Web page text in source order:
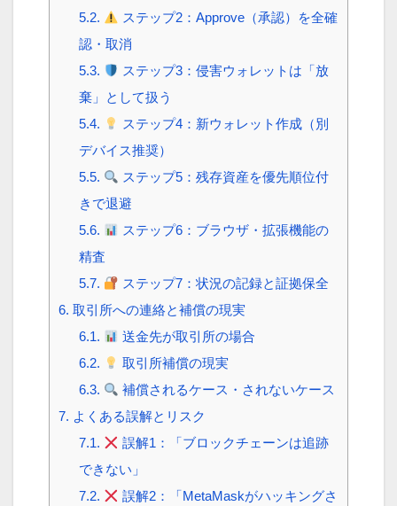
5.2.
ステップ2：Approve（承認）を全確
認・取消
5.3.
ステップ3：侵害ウォレットは「放
棄」として扱う
5.4.
ステップ4：新ウォレット作成（別
デバイス推奨）
5.5.
ステップ5：残存資産を優先順位付
きで退避
5.6.
ステップ6：ブラウザ・拡張機能の
精査
5.7.
ステップ7：状況の記録と証拠保全
6. 取引所への連絡と補償の現実
6.1.
送金先が取引所の場合
6.2.
取引所補償の現実
6.3.
補償されるケース・されないケース
7. よくある誤解とリスク
7.1.
誤解1：「ブロックチェーンは追跡
できない」
7.2.
誤解2：「MetaMaskがハッキングさ